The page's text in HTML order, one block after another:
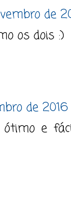
de
os dois :)
de
ótimo e